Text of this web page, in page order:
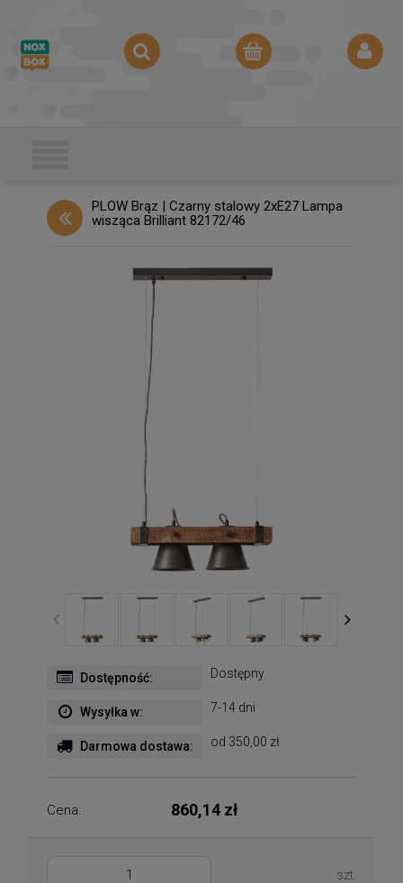
PLOW Brąz | Czarny stalowy 2xE27 Lampa
wisząca Brilliant 82172/46
Dostępność: Dostępny
Wysyłka w: 7-14 dni
Darmowa dostawa: od 350,00 zł
Cena: 860,14 zł
szt.